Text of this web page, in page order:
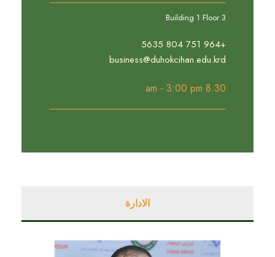
Building 1 Floor 3
+964 751 804 5635
business@duhokcihan.edu.krd
8:30 am - 3:00 pm
الادارة